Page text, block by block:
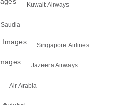
Kuwait Airways
Saudia
Singapore Airlines
Jazeera Airways
Air Arabia